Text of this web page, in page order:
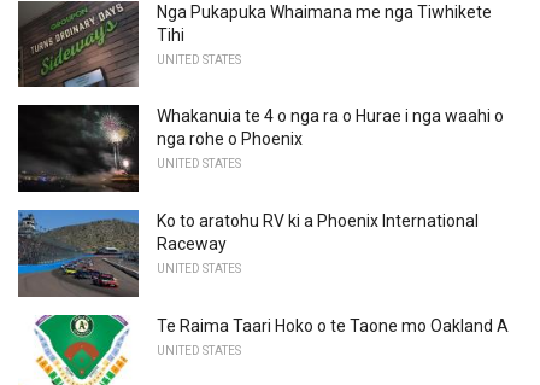
Nga Pukapuka Whaimana me nga Tiwhikete
Tihi
UNITED STATES
Whakanuia te 4 o nga ra o Hurae i nga waahi o
nga rohe o Phoenix
UNITED STATES
Ko to aratohu RV ki a Phoenix International
Raceway
UNITED STATES
Te Raima Taari Hoko o te Taone mo Oakland A
UNITED STATES